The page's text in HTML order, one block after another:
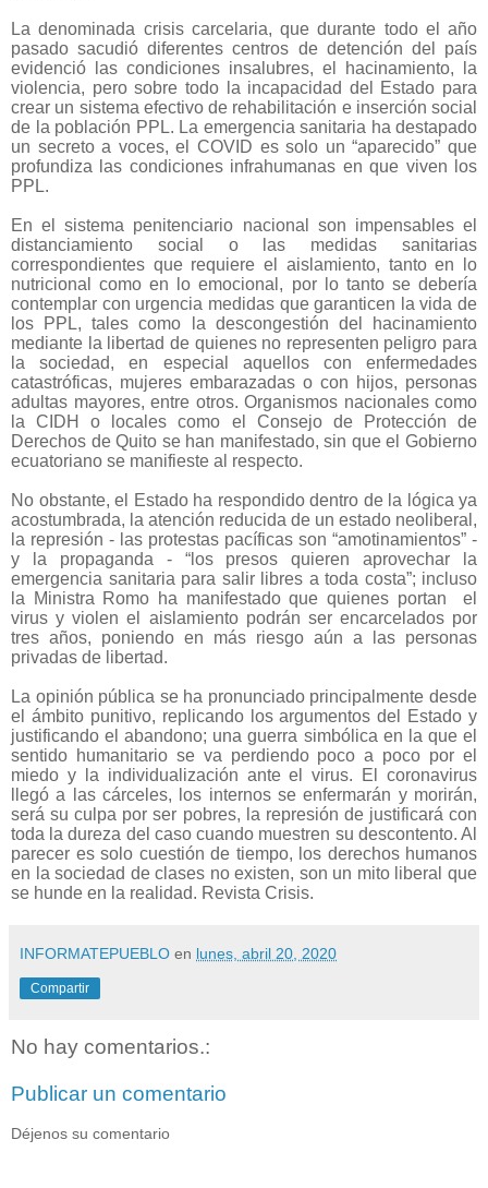
La denominada crisis carcelaria, que durante todo el año
pasado sacudió diferentes centros de detención del país
evidenció las condiciones insalubres, el hacinamiento, la
violencia, pero sobre todo la incapacidad del Estado para
crear un sistema efectivo de rehabilitación e inserción social
de la población PPL. La emergencia sanitaria ha destapado
un secreto a voces, el COVID es solo un “aparecido” que
profundiza las condiciones infrahumanas en que viven los
PPL.
En el sistema penitenciario nacional son impensables el
distanciamiento social o las medidas sanitarias
correspondientes que requiere el aislamiento, tanto en lo
nutricional como en lo emocional, por lo tanto se debería
contemplar con urgencia medidas que garanticen la vida de
los PPL, tales como la descongestión del hacinamiento
mediante la libertad de quienes no representen peligro para
la sociedad, en especial aquellos con enfermedades
catastróficas, mujeres embarazadas o con hijos, personas
adultas mayores, entre otros. Organismos nacionales como
la CIDH o locales como el Consejo de Protección de
Derechos de Quito se han manifestado, sin que el Gobierno
ecuatoriano se manifieste al respecto.
No obstante, el Estado ha respondido dentro de la lógica ya
acostumbrada, la atención reducida de un estado neoliberal,
la represión - las protestas pacíficas son “amotinamientos” -
y la propaganda - “los presos quieren aprovechar la
emergencia sanitaria para salir libres a toda costa”; incluso
la Ministra Romo ha manifestado que quienes portan
el
virus y violen el aislamiento podrán ser encarcelados por
tres años, poniendo en más riesgo aún a las personas
privadas de libertad.
La opinión pública se ha pronunciado principalmente desde
el ámbito punitivo, replicando los argumentos del Estado y
justificando el abandono; una guerra simbólica en la que el
sentido humanitario se va perdiendo poco a poco por el
miedo y la individualización ante el virus. El coronavirus
llegó a las cárceles, los internos se enfermarán y morirán,
será su culpa por ser pobres, la represión de justificará con
toda la dureza del caso cuando muestren su descontento. Al
parecer es solo cuestión de tiempo, los derechos humanos
en la sociedad de clases no existen, son un mito liberal que
se hunde en la realidad. Revista Crisis.
INFORMATEPUEBLO en lunes, abril 20, 2020
Compartir
No hay comentarios.:
Publicar un comentario
Déjenos su comentario